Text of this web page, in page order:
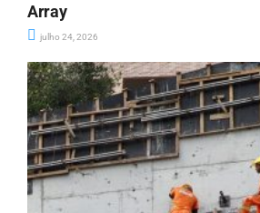
Array
julho 24, 2026